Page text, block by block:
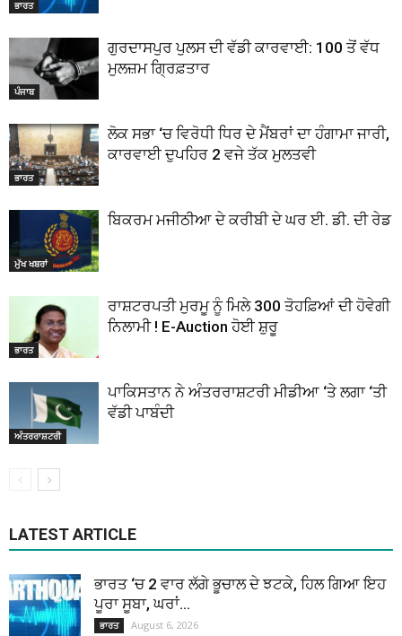
ਭਾਰਤ
ਪੰਜਾਬ
ਗੁਰਦਾਸਪੁਰ ਪੁਲਸ ਦੀ ਵੱਡੀ ਕਾਰਵਾਈ: 100 ਤੋਂ ਵੱਧ
ਮੁਲਜ਼ਮ ਗ੍ਰਿਫ਼ਤਾਰ
ਭਾਰਤ
ਲੋਕ ਸਭਾ ‘ਚ ਵਿਰੋਧੀ ਧਿਰ ਦੇ ਮੈਂਬਰਾਂ ਦਾ ਹੰਗਾਮਾ ਜਾਰੀ,
ਕਾਰਵਾਈ ਦੁਪਹਿਰ 2 ਵਜੇ ਤੱਕ ਮੁਲਤਵੀ
ਮੁੱਖ ਖਬਰਾਂ
ਬਿਕਰਮ ਮਜੀਠੀਆ ਦੇ ਕਰੀਬੀ ਦੇ ਘਰ ਈ. ਡੀ. ਦੀ ਰੇਡ
ਭਾਰਤ
ਰਾਸ਼ਟਰਪਤੀ ਮੁਰਮੂ ਨੂੰ ਮਿਲੇ 300 ਤੋਹਫ਼ਿਆਂ ਦੀ ਹੋਵੇਗੀ
ਨਿਲਾਮੀ ! E-Auction ਹੋਈ ਸ਼ੁਰੂ
ਅੰਤਰਰਾਸ਼ਟਰੀ
ਪਾਕਿਸਤਾਨ ਨੇ ਅੰਤਰਰਾਸ਼ਟਰੀ ਮੀਡੀਆ ‘ਤੇ ਲਗਾ ‘ਤੀ
ਵੱਡੀ ਪਾਬੰਦੀ
LATEST ARTICLE
ਭਾਰਤ ‘ਚ 2 ਵਾਰ ਲੱਗੇ ਭੂਚਾਲ ਦੇ ਝਟਕੇ, ਹਿਲ ਗਿਆ ਇਹ
ਪੂਰਾ ਸੂਬਾ, ਘਰਾਂ...
ਭਾਰਤ August 6, 2026